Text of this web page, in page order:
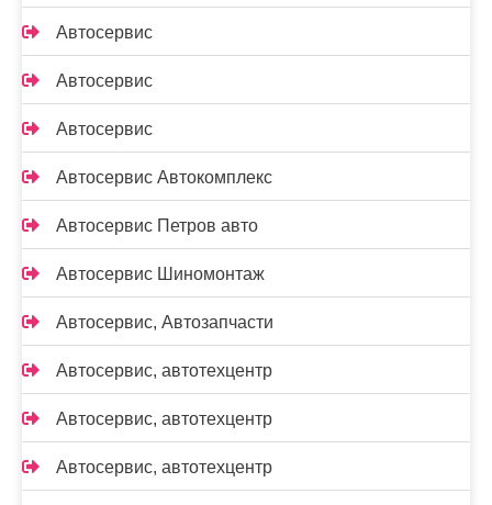
Автосервис
Автосервис
Автосервис
Автосервис Автокомплекс
Автосервис Петров авто
Автосервис Шиномонтаж
Автосервис, Автозапчасти
Автосервис, автотехцентр
Автосервис, автотехцентр
Автосервис, автотехцентр